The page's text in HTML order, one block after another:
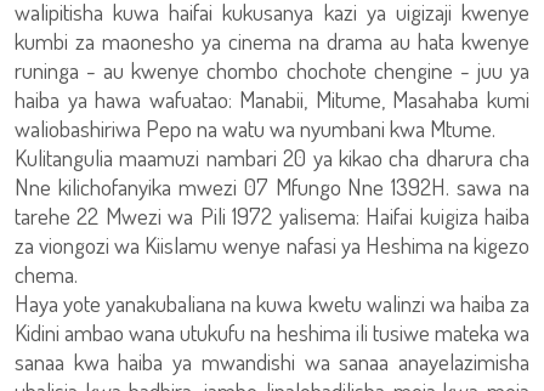
walipitisha kuwa haifai kukusanya kazi ya uigizaji kwenye
kumbi za maonesho ya cinema na drama au hata kwenye
runinga - au kwenye chombo chochote chengine - juu ya
haiba ya hawa wafuatao: Manabii, Mitume, Masahaba kumi
waliobashiriwa Pepo na watu wa nyumbani kwa Mtume.
Kulitangulia maamuzi nambari 20 ya kikao cha dharura cha
Nne kilichofanyika mwezi 07 Mfungo Nne 1392H. sawa na
tarehe 22 Mwezi wa Pili 1972 yalisema: Haifai kuigiza haiba
za viongozi wa Kiislamu wenye nafasi ya Heshima na kigezo
chema.
Haya yote yanakubaliana na kuwa kwetu walinzi wa haiba za
Kidini ambao wana utukufu na heshima ili tusiwe mateka wa
sanaa kwa haiba ya mwandishi wa sanaa anayelazimisha